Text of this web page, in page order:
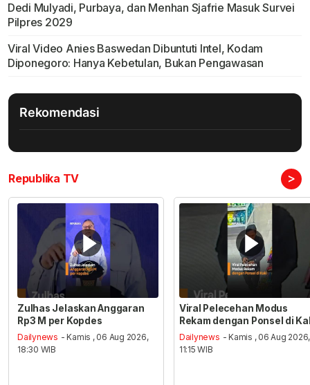
Dedi Mulyadi, Purbaya, dan Menhan Sjafrie Masuk Survei
Pilpres 2029
Viral Video Anies Baswedan Dibuntuti Intel, Kodam
Diponegoro: Hanya Kebetulan, Bukan Pengawasan
Rekomendasi
Republika TV >
Zulhas Jelaskan Anggaran
Rp3 M per Kopdes
Dailynews - Kamis , 06 Aug 2026,
18:30 WIB
Viral Pelecehan Modus
Rekam dengan Ponsel di
Dailynews - Kamis , 06 Aug 2026,
11:15 WIB